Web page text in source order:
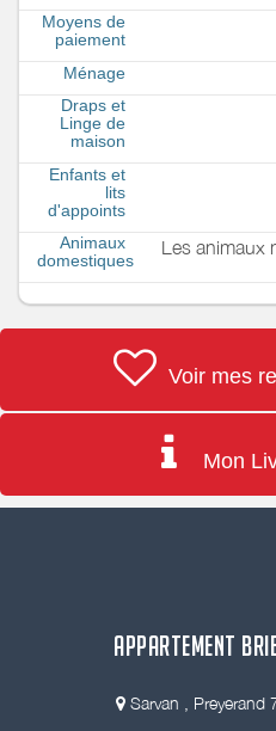
Moyens de
paiement
Ménage
Draps et
Linge de
maison
Enfants et
lits
d'appoints
Animaux
domestiques
Les animaux
Voir mes
Mon
APPARTEMENT
Sarvan , Preyerand